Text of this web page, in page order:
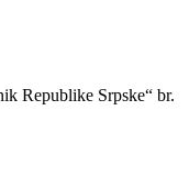
Republike Srpske“ br.